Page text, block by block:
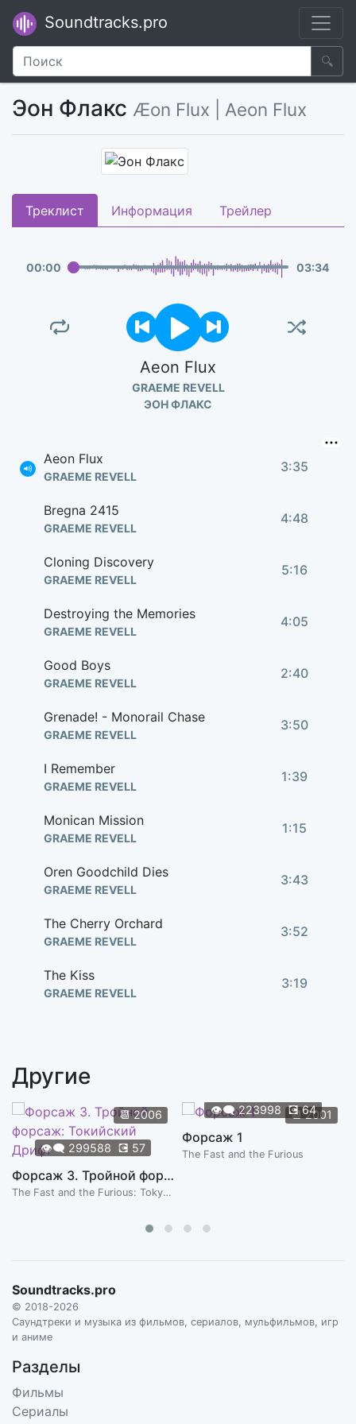
Soundtracks.pro
🔍
Эон Флакс Æon Flux | Aeon Flux
Треклист Информация Трейлер
00:00 03:34
Aeon Flux
GRAEME REVELL
ЭОН ФЛАКС
Aeon Flux
GRAEME REVELL
3:35
Bregna 2415
GRAEME REVELL
4:48
Cloning Discovery
GRAEME REVELL
5:16
Destroying the Memories
GRAEME REVELL
4:05
Good Boys
GRAEME REVELL
2:40
Grenade! - Monorail Chase
GRAEME REVELL
3:50
I Remember
GRAEME REVELL
1:39
Monican Mission
GRAEME REVELL
1:15
Oren Goodchild Dies
GRAEME REVELL
3:43
The Cherry Orchard
GRAEME REVELL
3:52
The Kiss
GRAEME REVELL
3:19
The Relical and Keeper
Torture Garden
GRAEME REVELL
Una Flux
GRAEME REVELL
Другие
📆2006
👁️‍🗨️ 299588 💽 57
Форсаж 3. Тройной форсаж: Токийский Дрифт
The Fast and the Furious: Tokyo Drift
📆2001
👁️‍🗨️223998 💽64
Форсаж 1
The Fast and the Furious
Soundtracks.pro
© 2018-2026
Саундтреки и музыка из фильмов, сериалов, мульфильмов, игр
и аниме
Разделы
Фильмы
Сериалы